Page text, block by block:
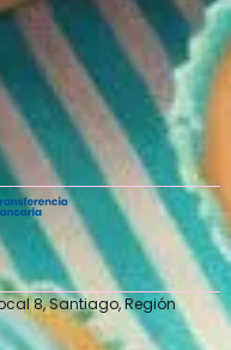
8, Santiago, Región